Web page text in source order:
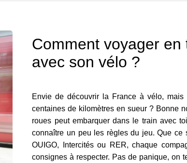
Comment voyager en
avec son vélo ?
Envie de découvrir la France à vélo, mais
centaines de kilomètres en sueur ? Bonne
roues peut embarquer dans le train avec
connaître un peu les règles du jeu. Que ce
OUIGO, Intercités ou RER, chaque
consignes à respecter. Pas de panique, on